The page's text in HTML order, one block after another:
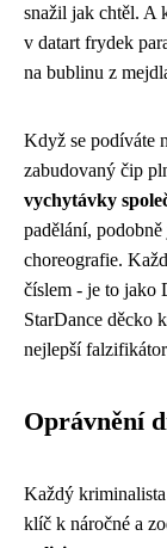
snažil jak chtěl. A
v datart frydek
na bublinu z
Když se podíváte
zabudovaný čip
vychytávky
padělání,
choreografie.
číslem - je to jako
StarDance děcko
nejlepší
Oprávnění
Každý
klíč k náročné a